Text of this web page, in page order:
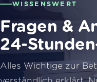
WISSENSWERT
Fragen &
24-
Alles Wichtige zur